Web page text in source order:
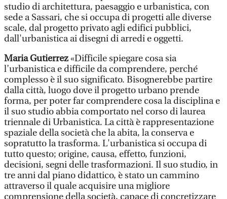
studio di architettura, paesaggio e urbanistica, con
sede a Sassari, che si occupa di progetti alle diverse
scale, dal progetto privato agli edifici pubblici,
dall'urbanistica ai disegni di arredi e oggetti.
Maria Gutierrez«Difficile spiegare cosa sia
l’urbanistica e difficile da comprendere, perché
complesso è il suo significato. Bisognerebbe partire
dalla città, luogo dove il progetto urbano prende
forma, per poter far comprendere cosa la disciplina e
il suo studio abbia comportato nel corso di laurea
triennale di Urbanistica. La città è rappresentazione
spaziale della società che la abita, la conserva e
sopratutto la trasforma. L'urbanistica si occupa di
tutto questo; origine, causa, effetto, funzioni,
decisioni, segni delle trasformazioni. Il suo studio, in
tre anni dal piano didattico, è stato un cammino
attraverso il quale acquisire una migliore
comprensione della società, capace di concretizzare